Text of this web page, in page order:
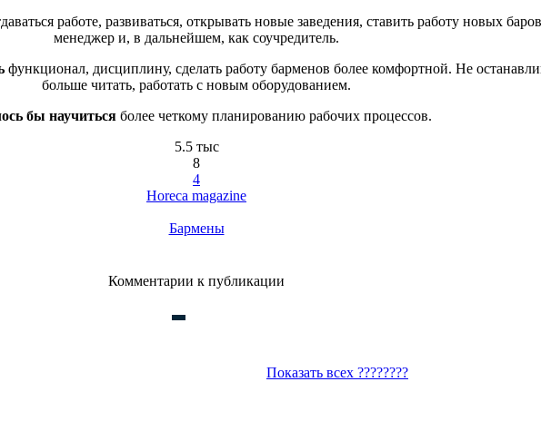
работе, развиваться, открывать новые заведения, ставить работу новых
менеджер и, в дальнейшем, как соучредитель.
функционал, дисциплину, сделать работу барменов более комфортной. Не
больше читать, работать с новым оборудованием.
бы научитьсяболее четкому планированию рабочих процессов.
5.5 тыс
8
4
Horeca magazine
Бармены
Комментарии к публикации
Показать всех ????????